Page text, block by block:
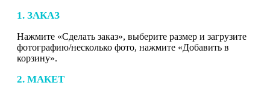
1. ЗАКАЗ
Нажмите «Сделать заказ», выберите размер и загрузите
фотографию/несколько фото, нажмите «Добавить в
корзину».
2. МАКЕТ